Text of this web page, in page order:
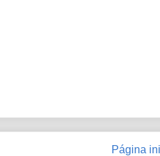
Página